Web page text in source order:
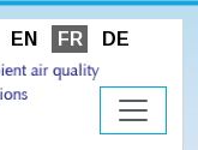
EN FR DE